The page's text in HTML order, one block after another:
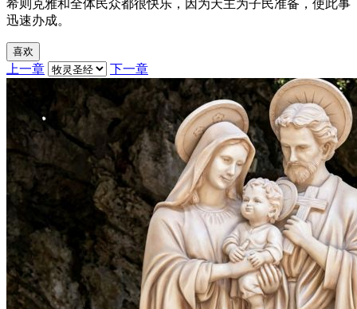
希则克雅和全体民众都很快乐，因为天主为子民准备，使此事
迅速办成。
喜欢
上一章 下一章